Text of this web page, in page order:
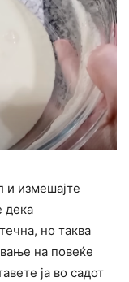
и измешајте
дека
но таква
на повеќе
ја во садот